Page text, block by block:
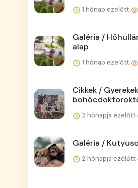
1 hónap ezelőtt
Galéria /
alap
1 hónap ezelőtt
Cikkek /
2 hónapja ezelőtt
Galéria /
2 hónapja ezelőtt